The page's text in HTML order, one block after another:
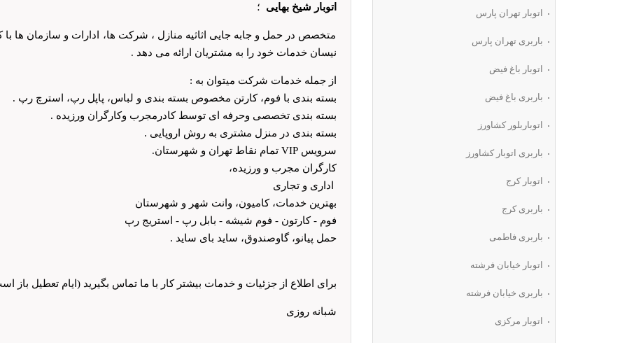
اتوبار شیخ بهایی ؛
متخصص در حمل و جابه جایی اثاثیه منازل ، شرکت ها، ادارات و سازمان ها
نیسان خدمات خود را به مشتریان ارائه می دهد .
از جمله خدمات شرکت میتوان به :
بسته بندی با فوم، کارتن مخصوص بسته بندی و لباس، پاپل رپ، استرچ رپ .
بسته بندی تخصصی وحرفه ای توسط کادرمجرب وکارگران ورزیده .
بسته بندی در منزل مشتری به روش اروپایی .
سرویس VIP تمام نقاط تهران و شهرستان.
کارگران مجرب و ورزیده،
اداری و تجاری
بهترین خدمات، کامیون، وانت شهر و شهرستان
فوم - کارتون - فوم شیشه - بابل رپ - استریج رپ
حمل پیانو، گاوصندوق، ساید بای ساید .
برای اطلاع از جزئیات و خدمات بیشتر کار با ما تماس بگیرید (ایام تعطیل باز
شبانه روزی
اتوبار تهران پارس
باربری تهران پارس
اتوبار باغ فیض
باربری باغ فیض
اتوباربلور کشاورز
باربری اتوبار کشاورز
اتوبار کرج
باربری کرج
باربری فاطمی
اتوبار خیابان فرشته
باربری خیابان فرشته
اتوبار مرکزی